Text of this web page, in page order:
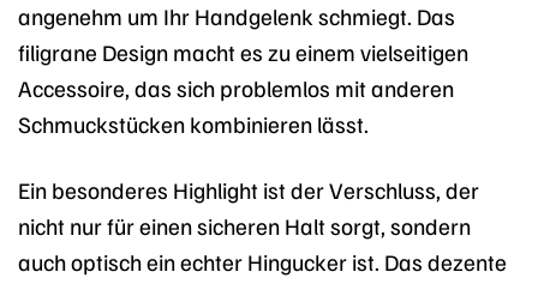
angenehm um Ihr Handgelenk schmiegt. Das
filigrane Design macht es zu einem vielseitigen
Accessoire, das sich problemlos mit anderen
Schmuckstücken kombinieren lässt.
Ein besonderes Highlight ist der Verschluss, der
nicht nur für einen sicheren Halt sorgt, sondern
auch optisch ein echter Hingucker ist. Das dezente